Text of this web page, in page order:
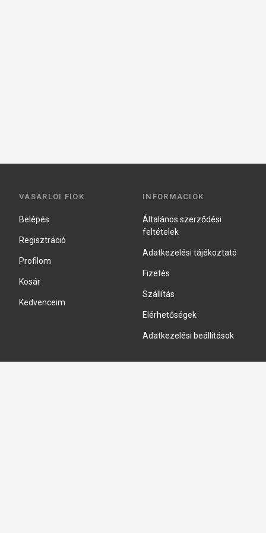
VÁSÁRLÓI FIÓK
Belépés
Regisztráció
Profilom
Kosár
Kedvenceim
INFORMÁCIÓK
Általános szerződési
feltételek
Adatkezelési tájékoztató
Fizetés
Szállítás
Elérhetőségek
Adatkezelési beállítások